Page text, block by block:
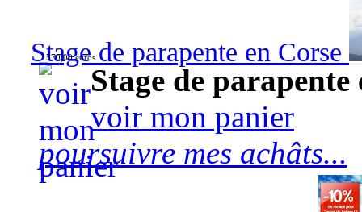
Stage de parapente en Corse
570,00 euros
Stage de
voir mon panier
poursuivre mes achâts...